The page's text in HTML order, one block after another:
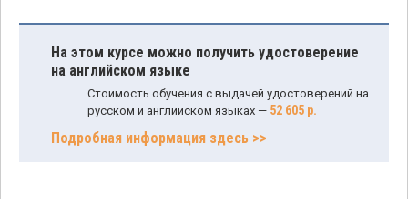
На этом курсе можно получить удостоверение
на английском языке
Стоимость обучения с выдачей удостоверений на
русском и английском языках — 52 605 р.
Подробная информация здесь >>